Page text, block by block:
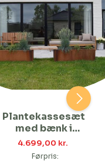
Plantekassesæt
med bænk i
cortenstål | 120 x
40 x 40 cm
4.699,00 kr.
Førpris: